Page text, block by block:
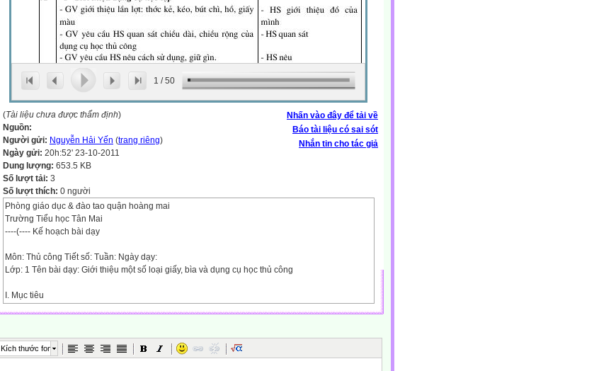
1 /50
Nhấn vào đây để tải về
Báo tài liệu có sai sót
Nhắn tin cho tác giả
(Tài liệu chưa được thẩm định)
Nguồn:
Người gửi: Nguyễn Hải Yến (trang riêng)
Ngày gửi: 20h:52' 23-10-2011
Dung lượng: 653.5 KB
Số lượt tải: 3
Số lượt thích: 0 người
Phòng giáo dục & đào tao quận hoàng mai
Trường Tiểu học Tân Mai
----(---- Kế hoạch bài dạy
Môn: Thủ công Tiết số: Tuần: Ngày dạy:
Lớp: 1 Tên bài dạy: Giới thiệu một số loại giấy, bìa và dụng cụ học thủ công
I. Mục tiêu
- Kéo, hồ dán, thước kẻ, bút chì, giấy màu, vở bài tập thủ công
III- Hoạt động dạy, học chủ yếu:
Kích thước font